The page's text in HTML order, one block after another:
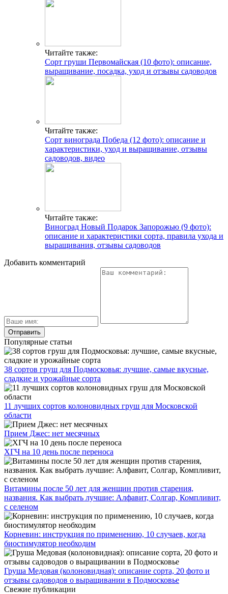
Читайте также:
Сорт груши Первомайская (10 фото): описание,
выращивание, посадка, уход и отзывы садоводов
Читайте также:
Сорт винограда Победа (12 фото): описание и
характеристики, уход и выращивание, отзывы
садоводов, видео
Читайте также:
Виноград Новый Подарок Запорожью (9 фото):
описание и характеристики сорта, правила ухода и
выращивания, отзывы садоводов
Добавить комментарий
Популярные статьи
38 сортов груш для Подмосковья: лучшие, самые вкусные,
сладкие и урожайные сорта
11 лучших сортов колоновидных груш для Московской
области
Прием Джес: нет месячных
ХГЧ на 10 день после переноса
Витамины после 50 лет для женщин против старения,
названия. Как выбрать лучшие: Алфавит, Солгар, Компливит,
с селеном
Корневин: инструкция по применению, 10 случаев, когда
биостимулятор необходим
Груша Медовая (колоновидная): описание сорта, 20 фото и
отзывы садоводов о выращивании в Подмосковье
Свежие публикации